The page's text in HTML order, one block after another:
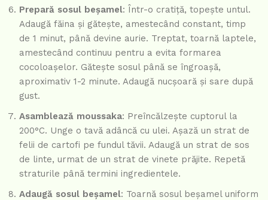
Prepară sosul beșamel: Într-o cratiță, topește untul.
Adaugă făina și gătește, amestecând constant, timp
de 1 minut, până devine aurie. Treptat, toarnă laptele,
amestecând continuu pentru a evita formarea
cocoloașelor. Gătește sosul până se îngroașă,
aproximativ 1-2 minute. Adaugă nucșoară și sare după
gust.
Asamblează moussaka: Preîncălzește cuptorul la
200°C. Unge o tavă adâncă cu ulei. Așază un strat de
felii de cartofi pe fundul tăvii. Adaugă un strat de sos
de linte, urmat de un strat de vinete prăjite. Repetă
straturile până termini ingredientele.
Adaugă sosul beșamel: Toarnă sosul beșamel uniform